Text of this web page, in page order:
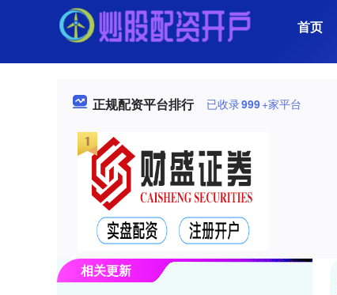
首页
正规配资平台排行 已收录999+家平台
相关更新